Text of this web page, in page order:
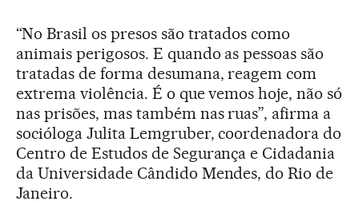
“No Brasil os presos são tratados como
animais perigosos. E quando as pessoas são
tratadas de forma desumana, reagem com
extrema violência. É o que vemos hoje, não só
nas prisões, mas também nas ruas”, afirma a
socióloga Julita Lemgruber, coordenadora do
Centro de Estudos de Segurança e Cidadania
da Universidade Cândido Mendes, do Rio de
Janeiro.